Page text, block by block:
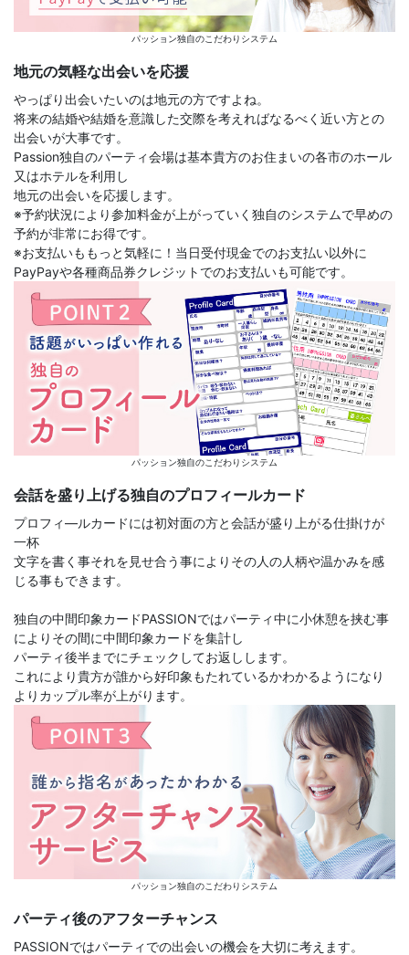
パッション独自のこだわりシステム
地元の気軽な出会いを応援
やっぱり出会いたいのは地元の方ですよね。
将来の結婚や結婚を意識した交際を考えればなるべく近い方との
出会いが大事です。
Passion独自のパーティ会場は基本貴方のお住まいの各市のホール
又はホテルを利用し
地元の出会いを応援します。
※予約状況により参加料金が上がっていく独自のシステムで早めの
予約が非常にお得です。
※お支払いももっと気軽に！当日受付現金でのお支払い以外に
PayPayや各種商品券クレジットでのお支払いも可能です。
パッション独自のこだわりシステム
会話を盛り上げる独自のプロフィールカード
プロフィ―ルカードには初対面の方と会話が盛り上がる仕掛けが
一杯
文字を書く事それを見せ合う事によりその人の人柄や温かみを感
じる事もできます。
独自の中間印象カードPASSIONではパーティ中に小休憩を挟む事
によりその間に中間印象カードを集計し
パーティ後半までにチェックしてお返しします。
これにより貴方が誰から好印象もたれているかわかるようになり
よりカップル率が上がります。
パッション独自のこだわりシステム
パーティ後のアフターチャンス
PASSIONではパーティでの出会いの機会を大切に考えます。